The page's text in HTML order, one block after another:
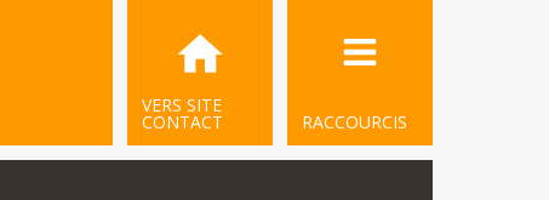
RACCOURCIS
VERS SITE
CONTACT